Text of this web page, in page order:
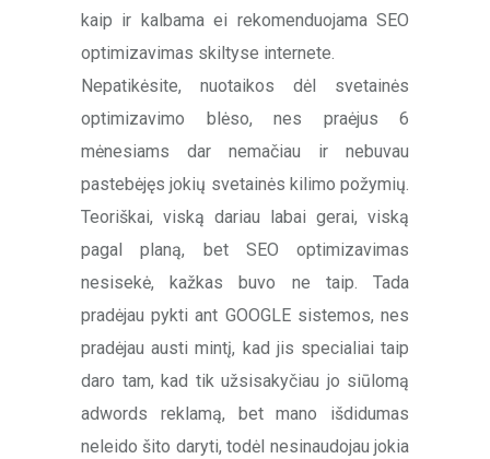
kaip ir kalbama ei rekomenduojama SEO
optimizavimas skiltyse internete.
Nepatikėsite, nuotaikos dėl svetainės
optimizavimo blėso, nes praėjus 6
mėnesiams dar nemačiau ir nebuvau
pastebėjęs jokių svetainės kilimo požymių.
Teoriškai, viską dariau labai gerai, viską
pagal planą, bet SEO optimizavimas
nesisekė, kažkas buvo ne taip. Tada
pradėjau pykti ant GOOGLE sistemos, nes
pradėjau austi mintį, kad jis specialiai taip
daro tam, kad tik užsisakyčiau jo siūlomą
adwords reklamą, bet mano išdidumas
neleido šito daryti, todėl nesinaudojau jokia